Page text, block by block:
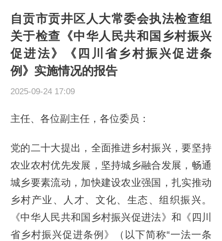
自贡市贡井区人大常委会执法检查组
关于检查《中华人民共和国乡村振兴
促进法》《四川省乡村振兴促进条
例》实施情况的报告
2025-09-24 17:09
主任、各位副主任，各位委员：
党的二十大提出，全面推进乡村振兴，要坚持
农业农村优先发展，坚持城乡融合发展，畅通
城乡要素流动，加快建设农业强国，扎实推动
乡村产业、人才、文化、生态、组织振兴。
《中华人民共和国乡村振兴促进法》和《四川
省乡村振兴促进条例》（以下简称“一法一条